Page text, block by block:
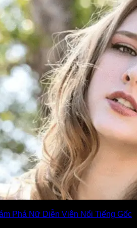
Phá Nữ Diễn Viên Nổi Tiếng Gốc